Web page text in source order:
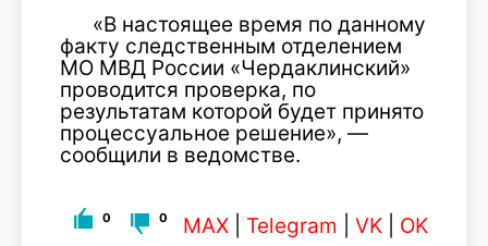
«В настоящее время по данному
факту следственным отделением
МО МВД России «Чердаклинский»
проводится проверка, по
результатам которой будет принято
процессуальное решение», —
сообщили в ведомстве.
0 0 MAX Telegram VK OK